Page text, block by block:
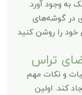
به وجود آورد.
در گوشه‌های
را روشن کنید
تراس
و نکات مهم
کند. اولین